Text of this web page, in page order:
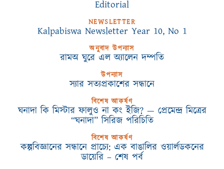
Editorial
NEWSLETTER
Kalpabiswa Newsletter Year 10, No 1
অনুবাদ উপন্যাস
রামঅ ঘুরে এল অ্যালেন দম্পতি
উপন্যাস
স্যার সত্যপ্রকাশের সন্ধানে
বিশেষ আকর্ষণ
ঘনাদা কি মিস্টার ফালুও না কং ইজি? — প্রেমেন্দ্র মিত্রের
“ঘনাদা” সিরিজ পরিচিতি
বিশেষ আকর্ষণ
কল্পবিজ্ঞানের সন্ধানে প্রাচ্যে: এক বাঙালির ওয়ার্লডকনের
ডায়েরি – শেষ পর্ব